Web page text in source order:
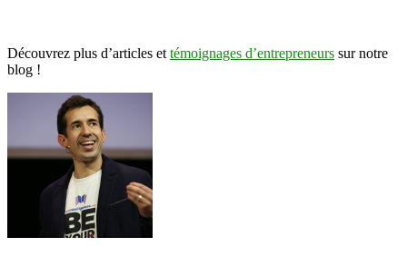
Découvrez plus d’articles et témoignages d’entrepreneurs sur notre
blog !